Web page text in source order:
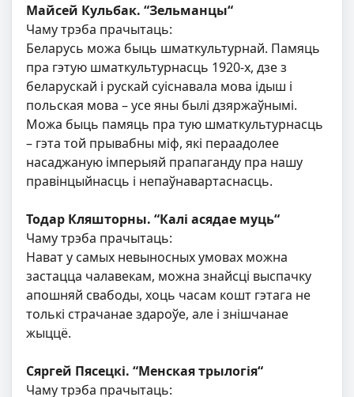
Майсей Кульбак. “Зельманцы“
Чаму трэба прачытаць:
Беларусь можа быць шматкультурнай. Памяць
пра гэтую шматкультурнасць 1920-х, дзе з
беларускай і рускай суіснавала мова ідыш і
польская мова – усе яны былі дзяржаўнымі.
Можа быць памяць пра тую шматкультурнасць
– гэта той прывабны міф, які пераадолее
насаджаную імперыяй прапаганду пра нашу
правінцыйнасць і непаўнавартаснасць.
Тодар Кляшторны. “Калі асядае муць“
Чаму трэба прачытаць:
Нават у самых невыносных умовах можна
застацца чалавекам, можна знайсці выспачку
апошняй свабоды, хоць часам кошт гэтага не
толькі страчанае здароўе, але і знішчанае
жыццё.
Сяргей Пясецкі. “Менская трылогія“
Чаму трэба прачытаць: